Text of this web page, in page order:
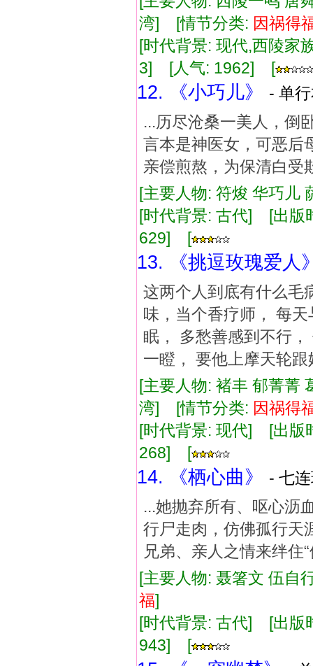
湾] [情节分类: 因祸得
[时代背景: 现代,西陵
3] [人气: 1962] [
12. 《小巧儿》
- 单
...历尽沧桑一美人，倒
言本是神医女，可恶后
亲偿煎熬，为保清白受
[主要人物: 符焌 华巧
[时代背景: 古代] [出
629] [
13. 《挑逗玫瑰爱人
这两个人到底有什么毛
味，当个香疗师， 每
眠， 多愁善感到不行
一瞪， 要他上摩天轮
[主要人物: 褚丰 郁菁菁
湾] [情节分类: 因祸得
[时代背景: 现代] [出
268] [
14. 《栖心曲》
- 七
...她抛弃所有、呕心沥
行尸走肉，仿佛孤行天
兄弟、亲人之情来绊住
[主要人物: 聂箸文 伍
福]
[时代背景: 古代] [出
943] [